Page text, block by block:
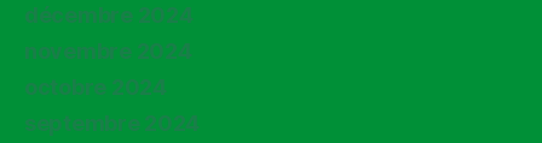
décembre 2024
novembre 2024
octobre 2024
septembre 2024